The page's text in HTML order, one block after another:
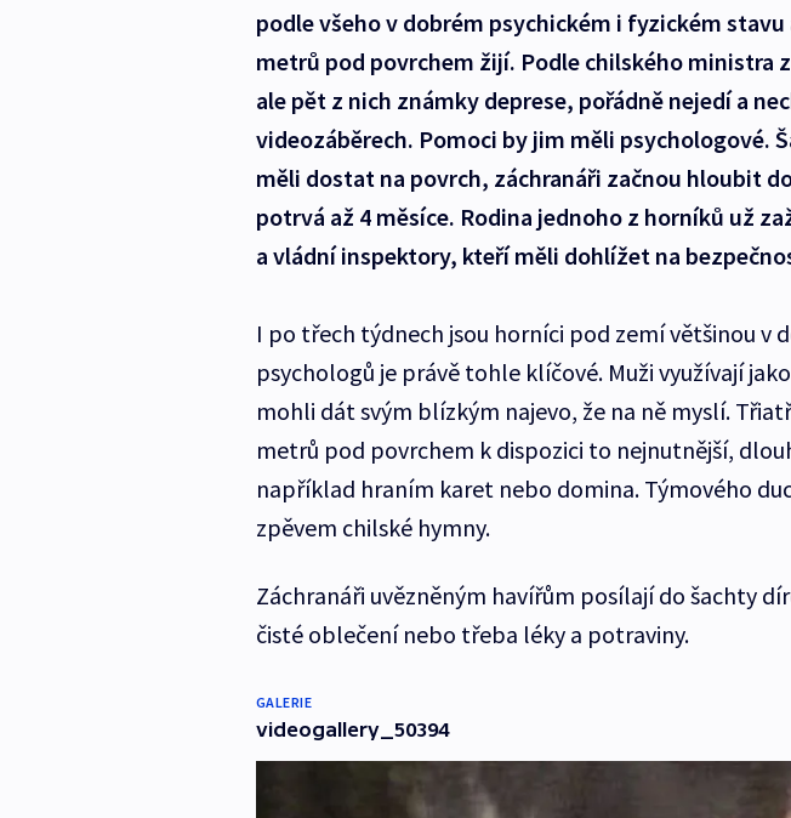
podle všeho v dobrém psychickém i fyzickém stavu
metrů pod povrchem žijí. Podle chilského ministra
ale pět z nich známky deprese, pořádně nejedí a
videozáběrech. Pomoci by jim měli psychologové.
měli dostat na povrch, záchranáři začnou hloubit
potrvá až 4 měsíce. Rodina jednoho z horníků už
a vládní inspektory, kteří měli dohlížet na
I po třech týdnech jsou horníci pod zemí většinou v
psychologů je právě tohle klíčové. Muži využívají
mohli dát svým blízkým najevo, že na ně myslí.
metrů pod povrchem k dispozici to nejnutnější,
například hraním karet nebo domina. Týmového
zpěvem chilské hymny.
Záchranáři uvězněným havířům posílají do šachty
čisté oblečení nebo třeba léky a potraviny.
GALERIE
videogallery_50394